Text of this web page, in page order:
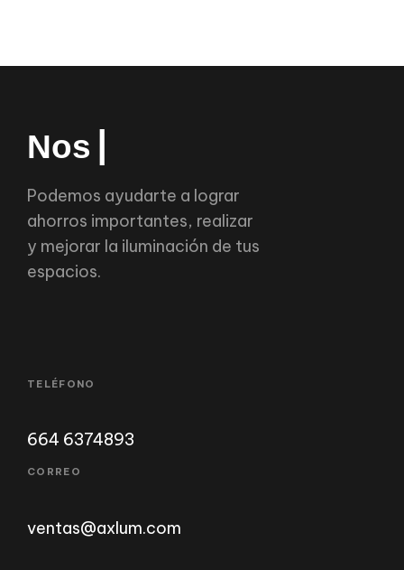
Nos
Podemos ayudarte a lograr
ahorros importantes, realizar
y mejorar la iluminación de tus
espacios.
TELÉFONO
664 6374893
CORREO
ventas@axlum.com